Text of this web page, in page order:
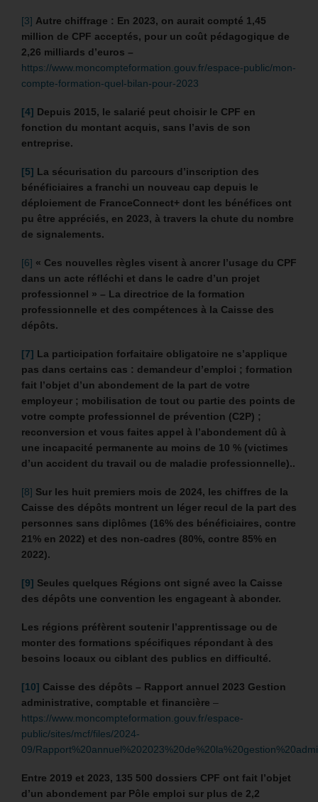
[3] Autre chiffrage : En 2023, on aurait compté 1,45
million de CPF acceptés, pour un coût pédagogique de
2,26 milliards d’euros –
https://www.moncompteformation.gouv.fr/espace-public/mon-
compte-formation-quel-bilan-pour-2023
[4] Depuis 2015, le salarié peut choisir le CPF en
fonction du montant acquis, sans l’avis de son
entreprise.
[5] La sécurisation du parcours d’inscription des
bénéficiaires a franchi un nouveau cap depuis le
déploiement de FranceConnect+ dont les bénéfices ont
pu être appréciés, en 2023, à travers la chute du nombre
de signalements.
[6] « Ces nouvelles règles visent à ancrer l’usage du CPF
dans un acte réfléchi et dans le cadre d’un projet
professionnel » – La directrice de la formation
professionnelle et des compétences à la Caisse des
dépôts.
[7] La participation forfaitaire obligatoire ne s’applique
pas dans certains cas : demandeur d’emploi ; formation
fait l’objet d’un abondement de la part de votre
employeur ; mobilisation de tout ou partie des points de
votre compte professionnel de prévention (C2P) ;
reconversion et vous faites appel à l’abondement dû à
une incapacité permanente au moins de 10 % (victimes
d’un accident du travail ou de maladie professionnelle)..
[8] Sur les huit premiers mois de 2024, les chiffres de la
Caisse des dépôts montrent un léger recul de la part des
personnes sans diplômes (16% des bénéficiaires, contre
21% en 2022) et des non-cadres (80%, contre 85% en
2022).
[9] Seules quelques Régions ont signé avec la Caisse
des dépôts une convention les engageant à abonder.
Les régions préfèrent soutenir l’apprentissage ou de
monter des formations spécifiques répondant à des
besoins locaux ou ciblant des publics en difficulté.
[10] Caisse des dépôts – Rapport annuel 2023 Gestion
administrative, comptable et financière –
https://www.moncompteformation.gouv.fr/espace-
public/sites/mcf/files/2024-
09/
Entre 2019 et 2023, 135 500 dossiers CPF ont fait l’objet
d’un abondement par Pôle emploi sur plus de 2,2